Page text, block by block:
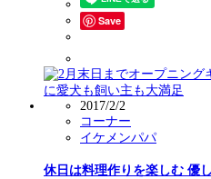
Save
2017/2/2
コーナー
イケメンパパ
休日は料理作りを楽しむ 優